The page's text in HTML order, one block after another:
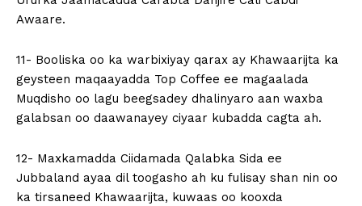
Awaare.
11- Booliska oo ka warbixiyay qarax ay Khawaarijta ka
geysteen maqaayadda Top Coffee ee magaalada
Muqdisho oo lagu beegsadey dhalinyaro aan waxba
galabsan oo daawanayey ciyaar kubadda cagta ah.
12- Maxkamadda Ciidamada Qalabka Sida ee
Jubbaland ayaa dil toogasho ah ku fulisay shan nin oo
ka tirsaneed Khawaarijta, kuwaas oo kooxda